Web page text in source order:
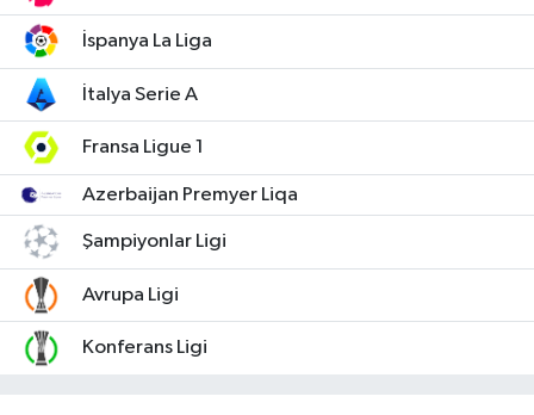
İspanya La Liga
İtalya Serie A
Fransa Ligue 1
Azerbaijan Premyer Liqa
Şampiyonlar Ligi
Avrupa Ligi
Konferans Ligi